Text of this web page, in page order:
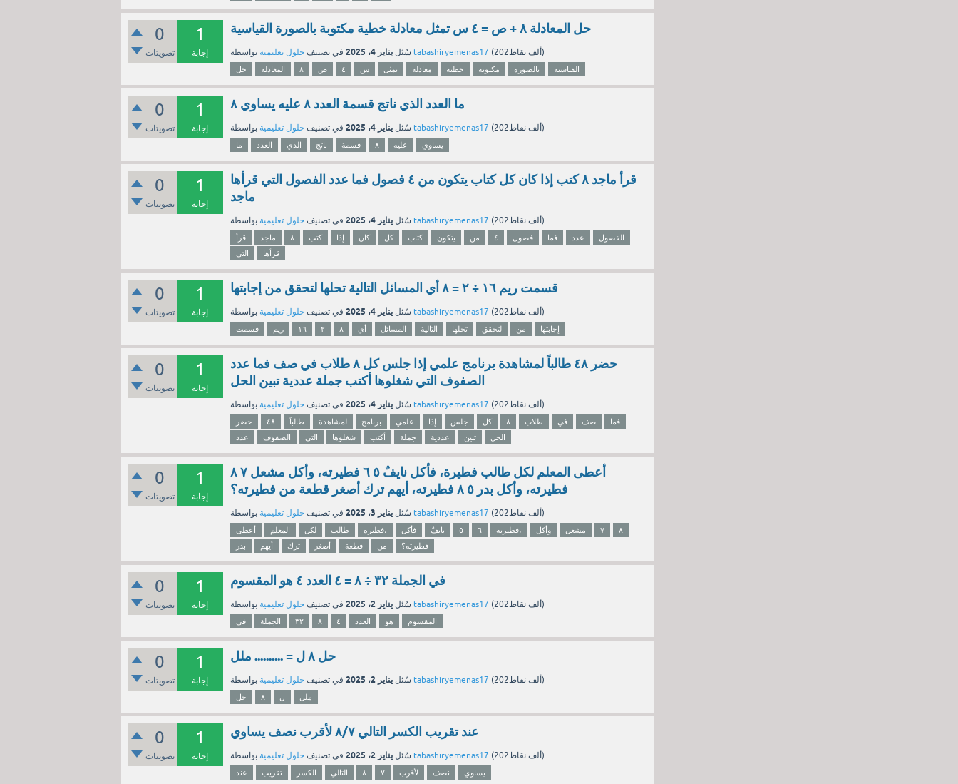
0
تصويتات
1
إجابة
حل المعادلة ٨ + ص = ٤ س تمثل معادلة خطية مكتوبة بالصورة القياسية
سُئل يناير 4، 2025 في تصنيف حلول تعليمية tabashiryemenas17 ( 202ألفنقاط)
حل المعادلة ٨ ص ٤ س تمثل معادلة خطية مكتوبة بالصورة القياسية
0
تصويتات
1
إجابة
ما العدد الذي ناتج قسمة العدد ٨ عليه يساوي ٨
سُئل يناير 4، 2025 في تصنيف حلول تعليمية tabashiryemenas17 ( 202ألفنقاط)
ما العدد الذي ناتج قسمة ٨ عليه يساوي
0
تصويتات
1
إجابة
قرأ ماجد ٨ كتب إذا كان كل كتاب يتكون من ٤ فصول فما عدد الفصول التي قرأها
ماجد
سُئل يناير 4، 2025 في تصنيف حلول تعليمية tabashiryemenas17 ( 202ألفنقاط)
قرأ ماجد ٨ كتب إذا كان كل كتاب يتكون من ٤ فصول فما عدد
الفصول
التي
قرأها
0
تصويتات
1
إجابة
قسمت ريم ١٦ ÷ ٢ = ٨ أي المسائل التالية تحلها لتحقق من إجابتها
سُئل يناير 4، 2025 في تصنيف حلول تعليمية tabashiryemenas17 ( 202ألفنقاط)
قسمت ريم ١٦ ٢ ٨ أي المسائل التالية تحلها لتحقق من إجابتها
0
تصويتات
1
إجابة
حضر ٤٨ طالباً لمشاهدة برنامج علمي إذا جلس كل ٨ طلاب في صف فما عدد
الصفوف التي شغلوها أكتب جملة عددية تبين الحل
سُئل يناير 4، 2025 في تصنيف حلول تعليمية tabashiryemenas17 ( 202ألفنقاط)
حضر ٤٨ طالباً لمشاهدة برنامج علمي إذا جلس كل ٨ طلاب في صف
فما
عدد
الصفوف التي شغلوها أكتب جملة عددية تبين الحل
0
تصويتات
1
إجابة
أعطى المعلم لكل طالب فطيرة، فأكل نايفٌ ٥ ٦ فطيرته، وأكل مشعل ٧ ٨
فطيرته، وأكل بدر ٥ ٨ فطيرته، أيهم ترك أصغر قطعة من فطيرته؟
سُئل يناير 3، 2025 في تصنيف حلول تعليمية tabashiryemenas17 ( 202ألفنقاط)
أعطى المعلم لكل طالب فطيرة، فأكل نايفٌ ٥ ٦ فطيرته، وأكل مشعل ٧
٨
بدر
أيهم ترك أصغر قطعة من فطيرته؟
0
تصويتات
1
إجابة
في الجملة ٣٢ ÷ ٨ = ٤ العدد ٤ هو المقسوم
سُئل يناير 2، 2025 في تصنيف حلول تعليمية tabashiryemenas17 ( 202ألفنقاط)
في الجملة ٣٢ ٨ ٤ العدد هو المقسوم
0
تصويتات
1
إجابة
حل ٨ ل = .......... ملل
سُئل يناير 2، 2025 في تصنيف حلول تعليمية tabashiryemenas17 ( 202ألفنقاط)
حل ٨ ل ملل
0
تصويتات
1
إجابة
عند تقريب الكسر التالي ٨/٧ لأقرب نصف يساوي
سُئل يناير 2، 2025 في تصنيف حلول تعليمية tabashiryemenas17 ( 202ألفنقاط)
عند تقريب الكسر التالي ٨ ٧ لأقرب نصف يساوي